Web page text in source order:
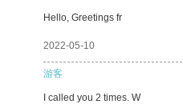
Hello, Greetings fr
2022-05-10
游客
I called you 2 times. W